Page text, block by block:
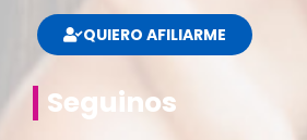
QUIERO AFILIARME
Seguinos